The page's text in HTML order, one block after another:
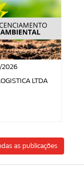
2026
LTDA
as publicações